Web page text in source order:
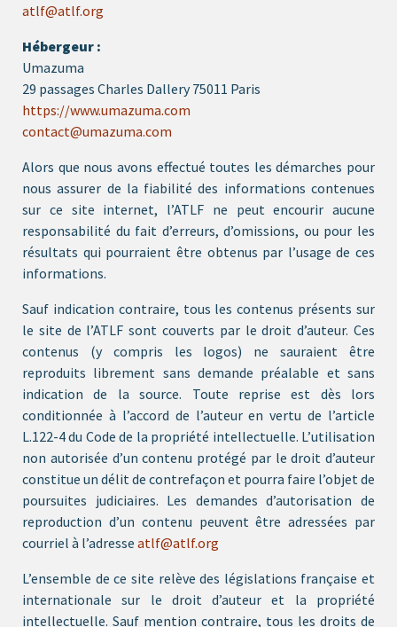
atlf@atlf.org
Hébergeur :
Umazuma
29 passages Charles Dallery 75011 Paris
https://www.umazuma.com
contact@umazuma.com
Alors que nous avons effectué toutes les démarches pour
nous assurer de la fiabilité des informations contenues
sur ce site internet, l’ATLF ne peut encourir aucune
responsabilité du fait d’erreurs, d’omissions, ou pour les
résultats qui pourraient être obtenus par l’usage de ces
informations.
Sauf indication contraire, tous les contenus présents sur
le site de l’ATLF sont couverts par le droit d’auteur. Ces
contenus (y compris les logos) ne sauraient être
reproduits librement sans demande préalable et sans
indication de la source. Toute reprise est dès lors
conditionnée à l’accord de l’auteur en vertu de l’article
L.122-4 du Code de la propriété intellectuelle. L’utilisation
non autorisée d’un contenu protégé par le droit d’auteur
constitue un délit de contrefaçon et pourra faire l’objet de
poursuites judiciaires. Les demandes d’autorisation de
reproduction d’un contenu peuvent être adressées par
courriel à l’adresse atlf@atlf.org
L’ensemble de ce site relève des législations française et
internationale sur le droit d’auteur et la propriété
intellectuelle. Sauf mention contraire, tous les droits de